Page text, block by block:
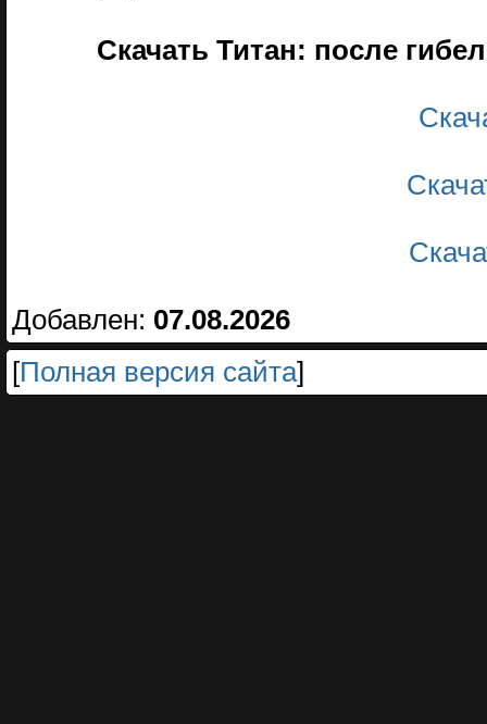
Скачать Титан: после
Добавлен: 07.08.2026
[Полная версия сайта]